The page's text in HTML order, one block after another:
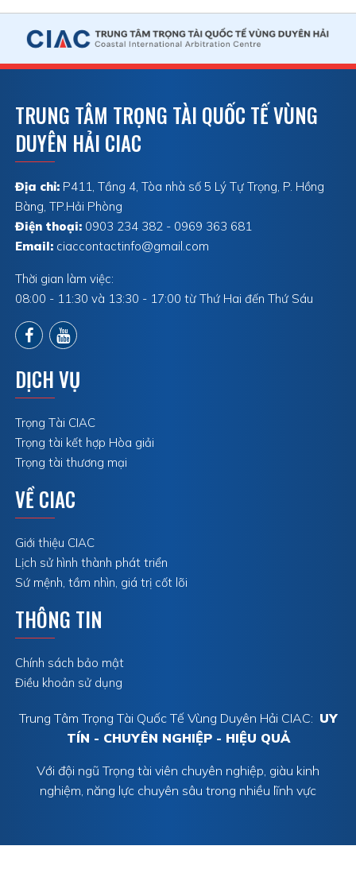
TRUNG TÂM TRỌNG TÀI QUỐC TẾ VÙNG
DUYÊN HẢI CIAC
Địa chỉ: P411, Tầng 4, Tòa nhà số 5 Lý Tự Trọng, P. Hồng
Bàng, TP.Hải Phòng
Điện thoại: 0903 234 382 - 0969 363 681
Email: ciaccontactinfo@gmail.com
Thời gian làm việc:
08:00 - 11:30 và 13:30 - 17:00 từ Thứ Hai đến Thứ Sáu
DỊCH VỤ
Trọng Tài CIAC
Trọng tài kết hợp Hòa giải
Trọng tài thương mại
VỀ CIAC
Giới thiệu CIAC
Lịch sử hình thành phát triển
Sứ mệnh, tầm nhìn, giá trị cốt lõi
THÔNG TIN
Chính sách bảo mật
Điều khoản sử dụng
Trung Tâm Trọng Tài Quốc Tế Vùng Duyên Hải CIAC: UY
TÍN - CHUYÊN NGHIỆP - HIỆU QUẢ
Với đội ngũ Trọng tài viên chuyên nghiệp, giàu kinh
nghiệm, năng lực chuyên sâu trong nhiều lĩnh vực